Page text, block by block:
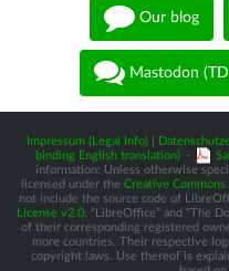
Our blog
Mastodon
Impressum (Legal Info)
binding English translation) -
information: Unless otherwise
licensed under the Creative
not include the source code of
License v2.0 . “LibreOffice” and “The
of their corresponding registered
more countries. Their respective
copyright laws. Use thereof is